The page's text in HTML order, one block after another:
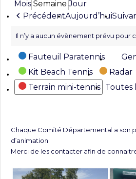
Mois Semaine Jour
PrécédentAujourd’hui
Il n’y a aucun évènement prévu pour
Catégories
Fauteuil Paratennis
Kit Beach Tennis
Radar
Terrain mini-tennis Toutes
Chaque Comité Départemental a son
d’animation.
Merci de les contacter afin de